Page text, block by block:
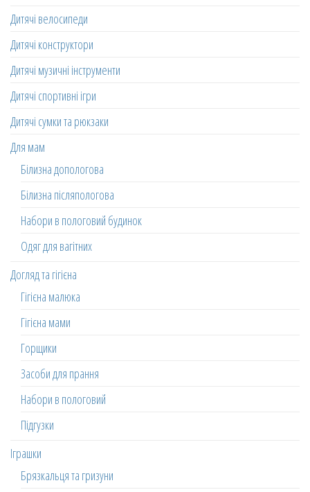
Дитячі велосипеди
Дитячі конструктори
Дитячі музичні інструменти
Дитячі спортивні ігри
Дитячі сумки та рюкзаки
Для мам
Білизна допологова
Білизна післяпологова
Набори в пологовий будинок
Одяг для вагітних
Догляд та гігієна
Гігієна малюка
Гігієна мами
Горщики
Засоби для прання
Набори в пологовий
Підгузки
Іграшки
Брязкальця та гризуни